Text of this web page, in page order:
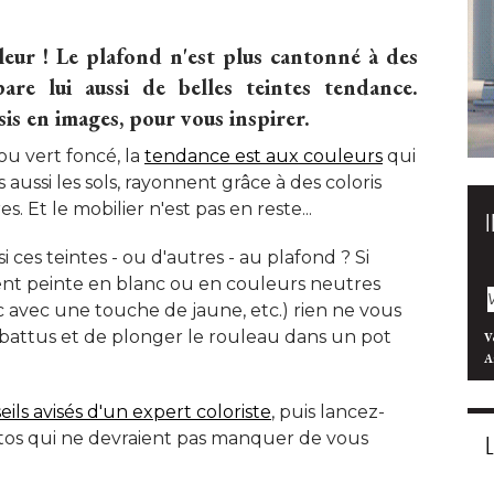
! Le plafond n'est plus cantonné à des
lui aussi de belles teintes tendance.
en images, pour vous inspirer.
vert foncé, la tendance est aux couleurs qui
les sols, rayonnent grâce à des coloris
Et le mobilier n'est pas en reste...
ces teintes - ou d'autres - au plafond ? Si
peinte en blanc ou en couleurs neutres
avec une touche de jaune, etc.) rien ne vous
et de plonger le rouleau dans un pot
avisés d'un expert coloriste, puis lancez-
qui ne devraient pas manquer de vous